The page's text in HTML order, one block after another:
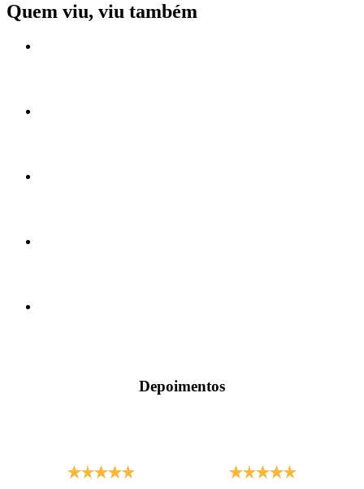
Quem viu, viu também
Depoimentos